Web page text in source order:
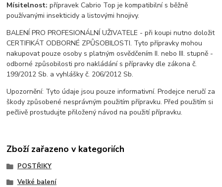
Mísitelnost: přípravek Cabrio Top je kompatibilní s běžně
používanými insekticidy a listovými hnojivy.
BALENÍ PRO PROFESIONÁLNÍ UŽIVATELE - při koupi nutno doložit
CERTIFIKÁT ODBORNÉ ZPŮSOBILOSTI. Tyto přípravky mohou
nakupovat pouze osoby s platným osvědčením II. nebo III. stupně -
odborné způsobilosti pro nakládání s přípravky dle zákona č.
199/2012 Sb. a vyhlášky č. 206/2012 Sb.
Upozornění: Tyto údaje jsou pouze informativní. Prodejce neručí za
škody způsobené nesprávným použitím přípravku. Před použitím si
pečlivě prostudujte přiložený návod na použití přípravku.
Zboží zařazeno v kategoriích
POSTŘIKY
Velké balení